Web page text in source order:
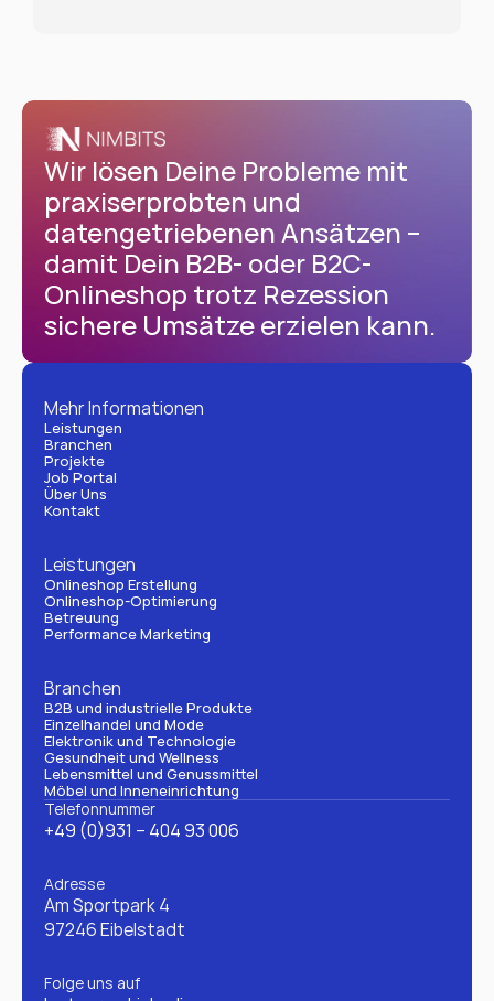
Wir lösen Deine Probleme mit
praxiserprobten und
datengetriebenen Ansätzen –
damit Dein B2B- oder B2C-
Onlineshop trotz Rezession
sichere Umsätze erzielen kann.
Mehr Informationen
Leistungen
Branchen
Projekte
Job Portal
Über Uns
Kontakt
Leistungen
Onlineshop Erstellung
Onlineshop-Optimierung
Betreuung
Performance Marketing
Branchen
B2B und industrielle Produkte
Einzelhandel und Mode
Elektronik und Technologie
Gesundheit und Wellness
Lebensmittel und Genussmittel
Möbel und Inneneinrichtung
Telefonnummer
+49 (0)931 – 404 93 006
Adresse
Am Sportpark 4
97246 Eibelstadt
Folge uns auf